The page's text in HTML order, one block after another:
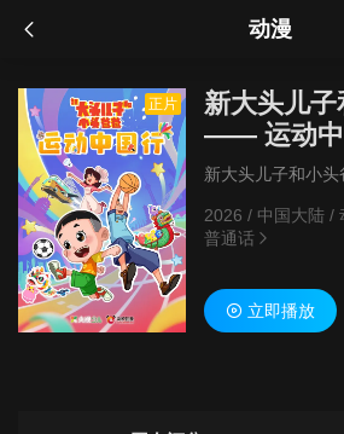
动漫
正片
新大头儿
—— 运动中
新大头儿子和小
2026 / 中国大陆 /
普通话
立即播放